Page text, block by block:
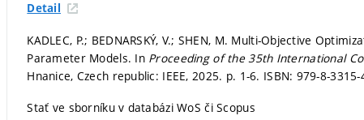
Detail
KADLEC, P.; BEDNARSKÝ, V.; SHEN, M. Multi-Objective
Parameter Models. In Proceeding of the 35th International
Hnanice, Czech republic: IEEE, 2025. p. 1-6. ISBN: 979-8-3315-
Stať ve sborníku v databázi WoS či Scopus